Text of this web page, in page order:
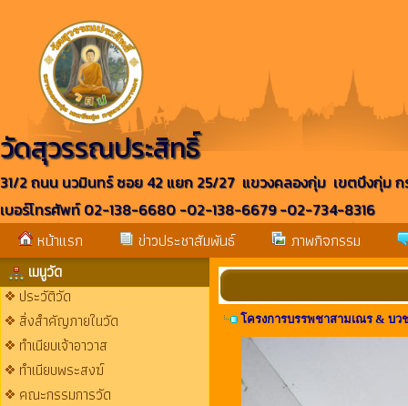
วัดสุวรรณประสิทธิ์
31/2 ถนน นวมินทร์ ซอย 42 แยก 25/27 แขวงคลองกุ่ม เขตบึงกุ่ม ก
เบอร์โทรศัพท์ 02-138-6680 -02-138-6679 -02-734-8316
หน้าแรก ข่าวประชาสัมพันธ์ ภาพกิจกรรม
เมนูวัด
ประวัติวัด
สิ่งสำคัญภายในวัด
ทำเนียบเจ้าอาวาส
ทำเนียบพระสงฆ์
คณะกรรมการวัด
โครงการบรรพชาสามเณร & บ